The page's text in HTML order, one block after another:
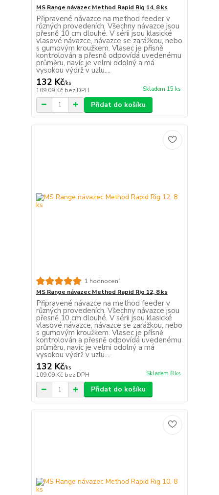
MS Range návazec Method Rapid Rig 14, 8 ks
Připravené návazce na method feeder v
různých provedeních. Všechny návazce jsou
přesně 10 cm dlouhé. V sérii jsou klasické
vlasové návazce, návazce se zarážkou, nebo
s gumovým kroužkem. Vlasec je přísně
kontrolován a přesně odpovídá uvedenému
průměru, navíc je velmi odolný a má
vysokou výdrž v uzlu....
132 Kč/ks
109,09 Kč bez DPH Skladem 15 ks
Přidat do košíku
1 hodnocení
MS Range návazec Method Rapid Rig 12, 8 ks
Připravené návazce na method feeder v
různých provedeních. Všechny návazce jsou
přesně 10 cm dlouhé. V sérii jsou klasické
vlasové návazce, návazce se zarážkou, nebo
s gumovým kroužkem. Vlasec je přísně
kontrolován a přesně odpovídá uvedenému
průměru, navíc je velmi odolný a má
vysokou výdrž v uzlu....
132 Kč/ks
109,09 Kč bez DPH Skladem 8 ks
Přidat do košíku